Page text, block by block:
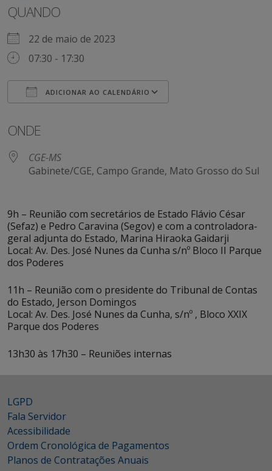
QUANDO
22 de maio de 2023
07:30 - 17:30
ADICIONAR AO CALENDÁRIO
ONDE
CGE-MS
Gabinete/CGE, Campo Grande, Mato Grosso do Sul
9h – Reunião com secretários de Estado Flávio César
(Sefaz) e Pedro Caravina (Segov) e com a controladora-
geral adjunta do Estado, Marina Hiraoka Gaidarji
Local: Av. Des. José Nunes da Cunha s/nº Bloco II Parque
dos Poderes
11h – Reunião com o presidente do Tribunal de Contas
do Estado, Jerson Domingos
Local: Av. Des. José Nunes da Cunha, s/nº , Bloco XXIX
Parque dos Poderes
13h30 às 17h30 – Reuniões internas
LGPD
Fala Servidor
Acessibilidade
Ordem Cronológica de Pagamentos
Planos de Contratações Anuais